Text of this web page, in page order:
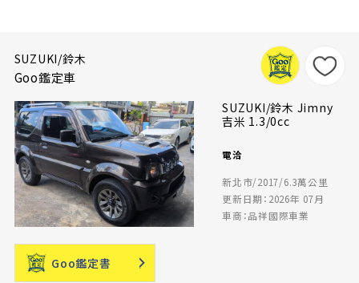
SUZUKI/鈴木
Goo鑑定車
SUZUKI/鈴木 Jimny
吉米 1.3/0cc
電洽
新北市/2017/6.3萬公里
更新日期：2026年 07月
車商：品祥國際車業
Goo鑑定書